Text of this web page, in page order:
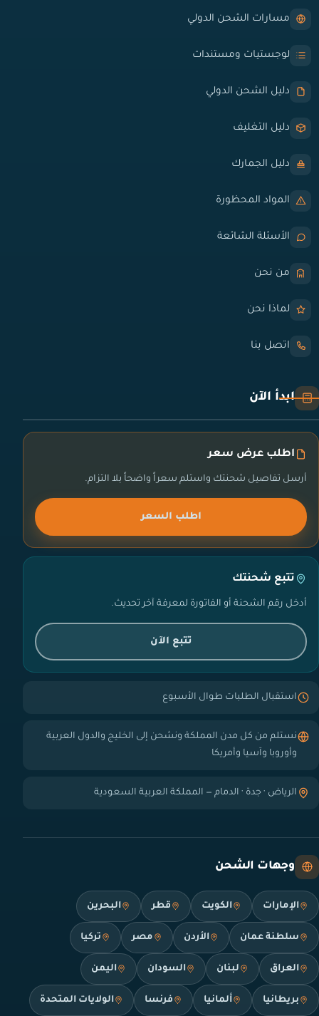
مسارات الشحن الدولي
لوجستيات ومستندات
دليل الشحن الدولي
دليل التغليف
دليل الجمارك
المواد المحظورة
الأسئلة الشائعة
من نحن
لماذا نحن
اتصل بنا
ابدأ الآن
اطلب عرض سعر
أرسل تفاصيل شحنتك واستلم سعراً واضحاً بلا التزام.
اطلب السعر
تتبع شحنتك
أدخل رقم الشحنة أو الفاتورة لمعرفة آخر تحديث.
تتبع الآن
استقبال الطلبات طوال الأسبوع
نستلم من كل مدن المملكة ونشحن إلى الخليج والدول العربية
وأوروبا وآسيا وأمريكا
الرياض · جدة · الدمام — المملكة العربية السعودية
وجهات الشحن
الإمارات الكويت قطر البحرين
سلطنة عمان الأردن مصر تركيا
العراق لبنان السودان اليمن
بريطانيا ألمانيا فرنسا الولايات المتحدة